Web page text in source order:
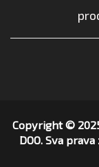
Copyright ©
DOO. Sva